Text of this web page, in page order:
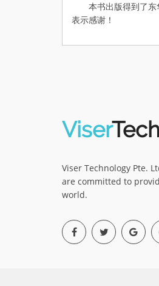
本书出版得到了东
表示感谢！
Viser
Viser Technology Pte.
are committed to
world.